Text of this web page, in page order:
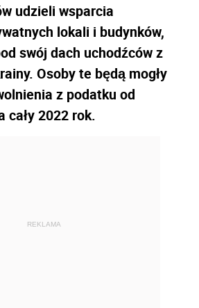
udzieli wsparcia
lokali i budynków,
swój dach uchodźców z
Osoby te będą mogły
z podatku od
cały 2022 rok.
REKLAMA